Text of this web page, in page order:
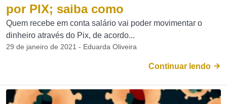
por PIX; saiba como
Quem recebe em conta salário vai poder movimentar o
dinheiro através do Pix, de acordo...
29 de janeiro de 2021 - Eduarda Oliveira
Continuar lendo